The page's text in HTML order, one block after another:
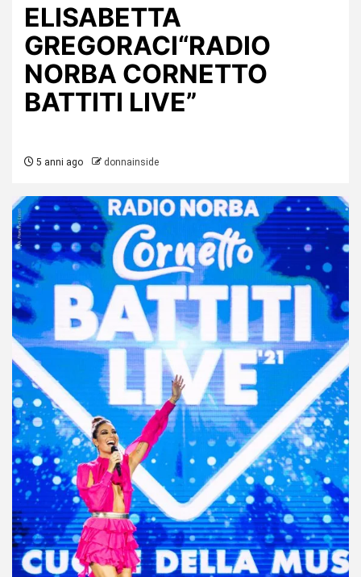
ELISABETTA
GREGORACI“RADIO
NORBA CORNETTO
BATTITI LIVE”
5 anni ago donnainside